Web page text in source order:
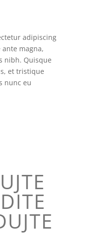
adipiscing
magna,
nibh. Quisque
et tristique
nunc eu